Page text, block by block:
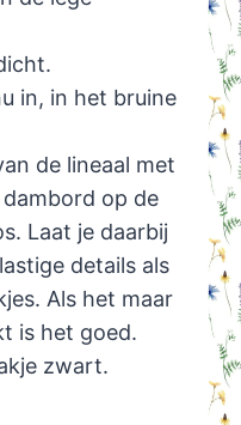
in, in het bruine
de lineaal met
op de
Laat je daarbij
details als
Als het maar
is het goed.
zwart.